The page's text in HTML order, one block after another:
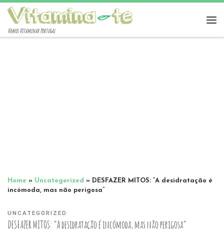
Vamos Vitaminar Portugal
Home » Uncategorized » DESFAZER MITOS: “A desidratação é
incómoda, mas não perigosa”
UNCATEGORIZED
DESFAZER MITOS: “A desidratação é incómoda, mas não perigosa”